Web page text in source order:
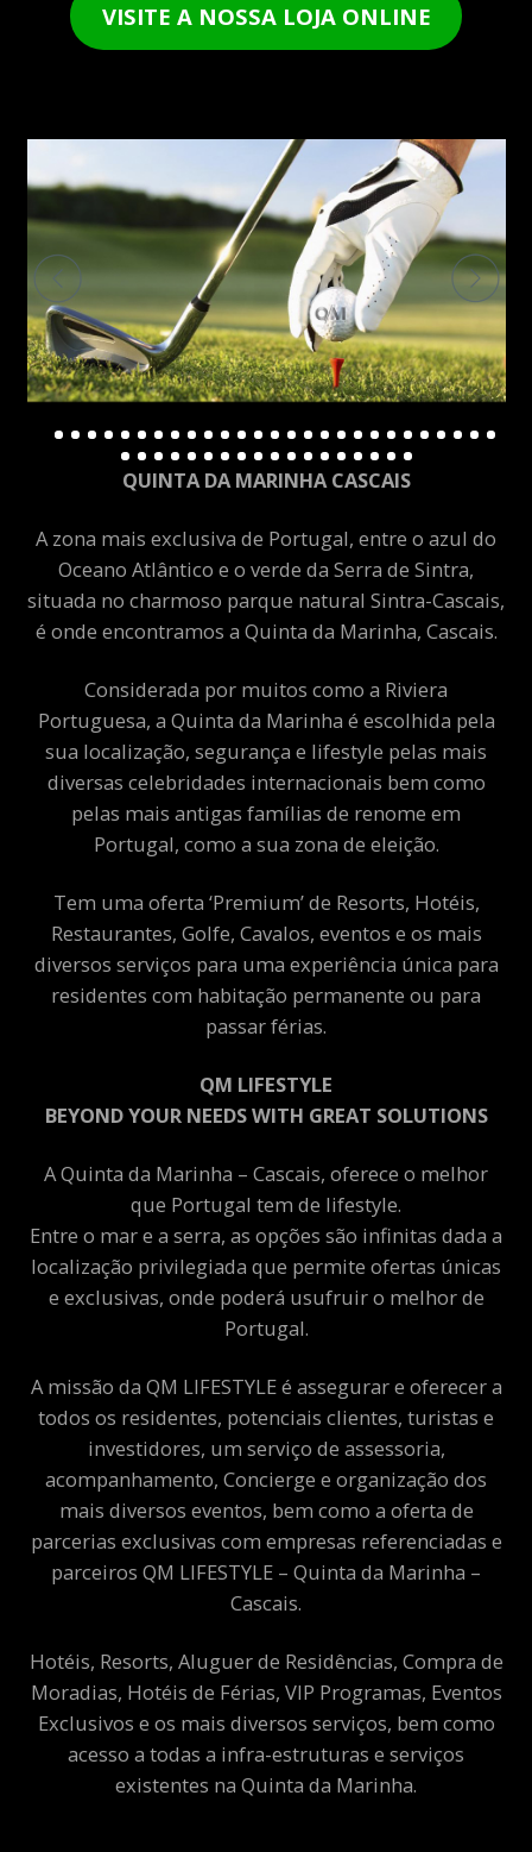
VISITE A NOSSA LOJA ONLINE
QUINTA DA MARINHA CASCAIS
A zona mais exclusiva de Portugal, entre o azul do
Oceano Atlântico e o verde da Serra de Sintra,
situada no charmoso parque natural Sintra-Cascais,
é onde encontramos a Quinta da Marinha, Cascais.
Considerada por muitos como a Riviera
Portuguesa, a Quinta da Marinha é escolhida pela
sua localização, segurança e lifestyle pelas mais
diversas celebridades internacionais bem como
pelas mais antigas famílias de renome em
Portugal, como a sua zona de eleição.
Tem uma oferta ‘Premium’ de Resorts, Hotéis,
Restaurantes, Golfe, Cavalos, eventos e os mais
diversos serviços para uma experiência única para
residentes com habitação permanente ou para
passar férias.
QM LIFESTYLE
BEYOND YOUR NEEDS WITH GREAT SOLUTIONS
A Quinta da Marinha – Cascais, oferece o melhor
que Portugal tem de lifestyle.
Entre o mar e a serra, as opções são infinitas dada a
localização privilegiada que permite ofertas únicas
e exclusivas, onde poderá usufruir o melhor de
Portugal.
A missão da QM LIFESTYLE é assegurar e oferecer a
todos os residentes, potenciais clientes, turistas e
investidores, um serviço de assessoria,
acompanhamento, Concierge e organização dos
mais diversos eventos, bem como a oferta de
parcerias exclusivas com empresas referenciadas e
parceiros QM LIFESTYLE – Quinta da Marinha –
Cascais.
Hotéis, Resorts, Aluguer de Residências, Compra de
Moradias, Hotéis de Férias, VIP Programas, Eventos
Exclusivos e os mais diversos serviços, bem como
acesso a todas a infra-estruturas e serviços
existentes na Quinta da Marinha.